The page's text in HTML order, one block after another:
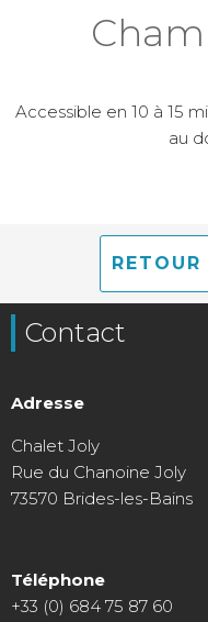
Accessible en 10 à 15
au
Contact
Adresse
Chalet Joly
Rue du Chanoine Joly
73570 Brides-les-Bains
Téléphone
+33 (0) 684 75 87 60